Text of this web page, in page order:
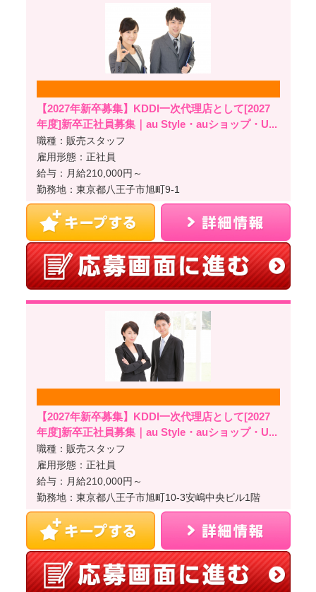
【2027年新卒募集】KDDI一次代理店として[2027
年度]新卒正社員募集｜au Style・auショップ・U...
職種：販売スタッフ
雇用形態：正社員
給与：月給210,000円～
勤務地：東京都八王子市旭町9-1
【2027年新卒募集】KDDI一次代理店として[2027
年度]新卒正社員募集｜au Style・auショップ・U...
職種：販売スタッフ
雇用形態：正社員
給与：月給210,000円～
勤務地：東京都八王子市旭町10-3安嶋中央ビル1階